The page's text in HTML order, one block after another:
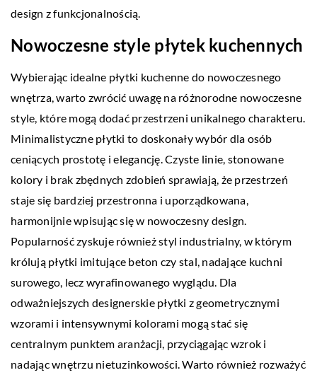
design z funkcjonalnością.
Nowoczesne style płytek kuchennych
Wybierając idealne płytki kuchenne do nowoczesnego
wnętrza, warto zwrócić uwagę na różnorodne nowoczesne
style, które mogą dodać przestrzeni unikalnego charakteru.
Minimalistyczne płytki to doskonały wybór dla osób
ceniących prostotę i elegancję. Czyste linie, stonowane
kolory i brak zbędnych zdobień sprawiają, że przestrzeń
staje się bardziej przestronna i uporządkowana,
harmonijnie wpisując się w nowoczesny design.
Popularność zyskuje również styl industrialny, w którym
królują płytki imitujące beton czy stal, nadające kuchni
surowego, lecz wyrafinowanego wyglądu. Dla
odważniejszych designerskie płytki z geometrycznymi
wzorami i intensywnymi kolorami mogą stać się
centralnym punktem aranżacji, przyciągając wzrok i
nadając wnętrzu nietuzinkowości. Warto również rozważyć